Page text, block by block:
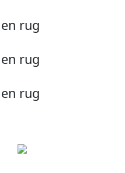
rug
rug
rug